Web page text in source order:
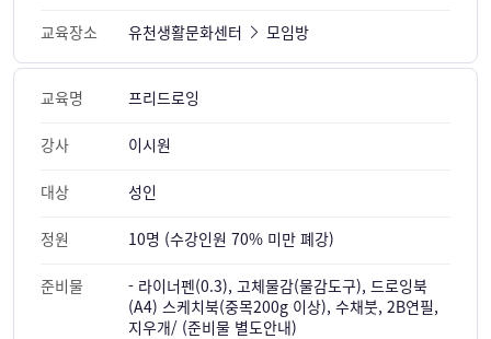
교육장소 유천생활문화센터 모임방
교육명 프리드로잉
강사 이시원
대상 성인
정원 10명 (수강인원 70% 미만 폐강)
준비물
- 라이너펜(0.3), 고체물감(물감도구), 드로잉북
(A4) 스케치북(중목200g 이상), 수채붓, 2B연필,
지우개/ (준비물 별도안내)